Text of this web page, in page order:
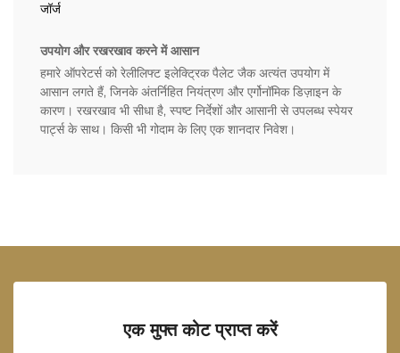
जॉर्ज
उपयोग और रखरखाव करने में आसान
हमारे ऑपरेटर्स को रेलीलिफ्ट इलेक्ट्रिक पैलेट जैक अत्यंत उपयोग में
आसान लगते हैं, जिनके अंतर्निहित नियंत्रण और एर्गोनॉमिक डिज़ाइन के
कारण। रखरखाव भी सीधा है, स्पष्ट निर्देशों और आसानी से उपलब्ध स्पेयर
पार्ट्स के साथ। किसी भी गोदाम के लिए एक शानदार निवेश।
एक मुफ्त कोट प्राप्त करें